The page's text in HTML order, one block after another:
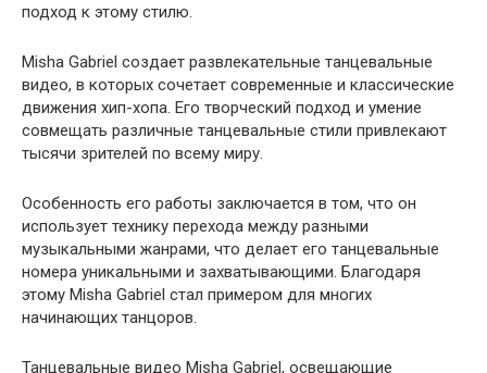
подход к этому стилю.
Misha Gabriel создает развлекательные танцевальные
видео, в которых сочетает современные и классические
движения хип-хопа. Его творческий подход и умение
совмещать различные танцевальные стили привлекают
тысячи зрителей по всему миру.
Особенность его работы заключается в том, что он
использует технику перехода между разными
музыкальными жанрами, что делает его танцевальные
номера уникальными и захватывающими. Благодаря
этому Misha Gabriel стал примером для многих
начинающих танцоров.
Танцевальные видео Misha Gabriel, освещающие